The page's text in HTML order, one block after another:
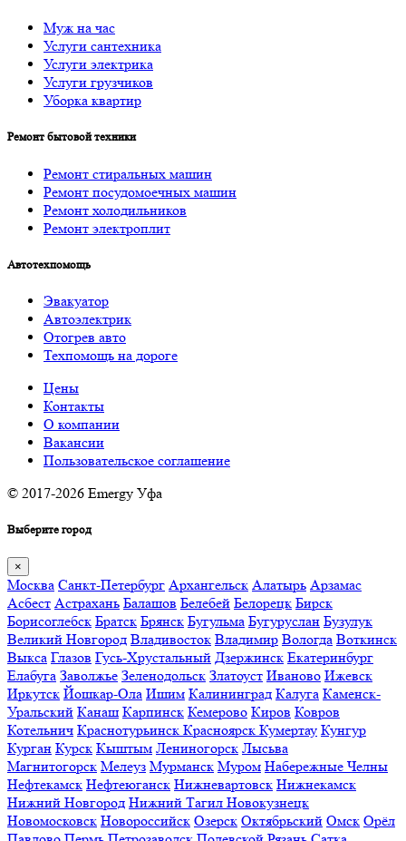
Муж на час
Услуги cантехника
Услуги электрика
Услуги грузчиков
Уборка квартир
Ремонт бытовой техники
Ремонт стиральных машин
Ремонт посудомоечных машин
Ремонт холодильников
Ремонт электроплит
Автотехпомощь
Эвакуатор
Автоэлектрик
Отогрев авто
Техпомощь на дороге
Цены
Контакты
О компании
Вакансии
Пользовательское соглашение
© 2017-2026 Emergy Уфа
Выберите город
×
Москва Санкт-Петербург Архангельск Алатырь Арзамас
Асбест Астрахань Балашов Белебей Белорецк Бирск
Борисоглебск Братск Брянск Бугульма Бугуруслан Бузулук
Великий Новгород Владивосток Владимир Вологда Воткинск
Выкса Глазов Гусь-Хрустальный Дзержинск Екатеринбург
Елабуга Заволжье Зеленодольск Златоуст Иваново Ижевск
Иркутск Йошкар-Ола Ишим Калининград Калуга Каменск-
Уральский Канаш Карпинск Кемерово Киров Ковров
Котельнич Краснотурьинск Красноярск Кумертау Кунгур
Курган Курск Кыштым Лениногорск Лысьва
Магнитогорск Мелеуз Мурманск Муром Набережные Челны
Нефтекамск Нефтеюганск Нижневартовск Нижнекамск
Нижний Новгород Нижний Тагил Новокузнецк
Новомосковск Новороссийск Озерск Октябрьский Омск Орёл